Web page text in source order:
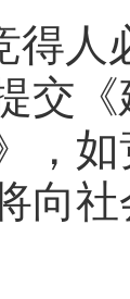
人必
交
，
向